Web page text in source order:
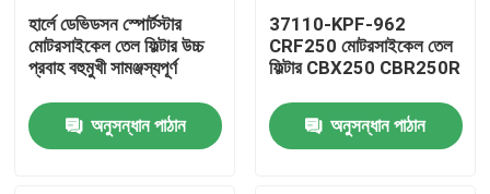
আমাদের সম্পর্কে
কারখানা ভ্রমণ
মান নিয়ন্ত্রণ
হার্লে ডেভিডসন স্পোর্টস্টার
মোটরসাইকেল তেল ফিল্টার উচ্চ
প্রবাহ বহুমুখী সামঞ্জস্যপূর্ণ
অনুসন্ধান পাঠান
37110-KPF-962
CRF250 মোটরসাইকেল তেল
ফিল্টার CBX250 CBR250R
অনুসন্ধান পাঠান